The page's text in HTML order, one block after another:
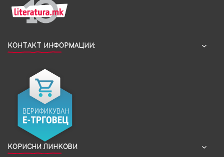
КОНТАКТ ИНФОРМАЦИИ:
КОРИСНИ ЛИНКОВИ